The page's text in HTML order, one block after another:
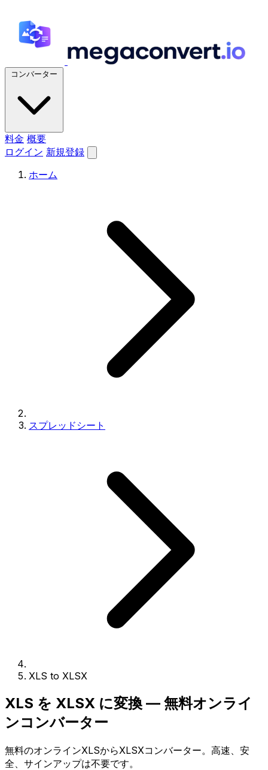
コンバーター
料金 概要
ログイン 新規登録
ホーム
スプレッドシート
XLS to XLSX
XLS を XLSX に変換 — 無料オンライ
ンコンバーター
無料のオンラインXLSからXLSXコンバーター。高速、安
全、サインアップは不要です。